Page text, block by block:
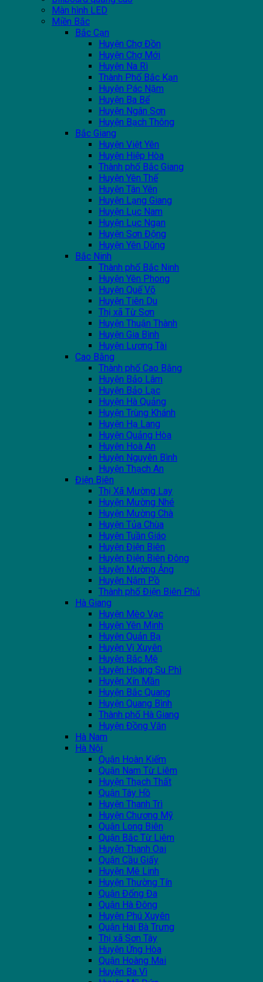
Màn hình LED
Miền Bắc
Bắc Cạn
Huyện Chợ Đồn
Huyện Chợ Mới
Huyện Na Rì
Thành Phố Bắc Kạn
Huyện Pác Nặm
Huyện Ba Bể
Huyện Ngân Sơn
Huyện Bạch Thông
Bắc Giang
Huyện Việt Yên
Huyện Hiệp Hòa
Thành phố Bắc Giang
Huyện Yên Thế
Huyện Tân Yên
Huyện Lạng Giang
Huyện Lục Nam
Huyện Lục Ngạn
Huyện Sơn Động
Huyện Yên Dũng
Bắc Ninh
Thành phố Bắc Ninh
Huyện Yên Phong
Huyện Quế Võ
Huyện Tiên Du
Thị xã Từ Sơn
Huyện Thuận Thành
Huyện Gia Bình
Huyện Lương Tài
Cao Bằng
Thành phố Cao Bằng
Huyện Bảo Lâm
Huyện Bảo Lạc
Huyện Hà Quảng
Huyện Trùng Khánh
Huyện Hạ Lang
Huyện Quảng Hòa
Huyện Hoà An
Huyện Nguyên Bình
Huyện Thạch An
Điện Biên
Thị Xã Mường Lay
Huyện Mường Nhé
Huyện Mường Chà
Huyện Tủa Chùa
Huyện Tuần Giáo
Huyện Điện Biên
Huyện Điện Biên Đông
Huyện Mường Ảng
Huyện Nậm Pồ
Thành phố Điện Biên Phủ
Hà Giang
Huyện Mèo Vạc
Huyện Yên Minh
Huyện Quản Bạ
Huyện Vị Xuyên
Huyện Bắc Mê
Huyện Hoàng Su Phì
Huyện Xín Mần
Huyện Bắc Quang
Huyện Quang Bình
Thành phố Hà Giang
Huyện Đồng Văn
Hà Nam
Hà Nội
Quận Hoàn Kiếm
Quận Nam Từ Liêm
Huyện Thạch Thất
Quận Tây Hồ
Huyện Thanh Trì
Huyện Chương Mỹ
Quận Long Biên
Quận Bắc Từ Liêm
Huyện Thanh Oai
Quận Cầu Giấy
Huyện Mê Linh
Huyện Thường Tín
Quận Đống Đa
Quận Hà Đông
Huyện Phú Xuyên
Quận Hai Bà Trưng
Thị xã Sơn Tây
Huyện Ứng Hòa
Quận Hoàng Mai
Huyện Ba Vì